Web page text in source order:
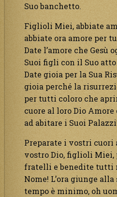
Suo banchetto.
Figlioli Miei, abbiate
abbiate ora amore per
Date l’amore che
Suoi figli con il Suo
Date gioia per la Sua
gioia perché la
per tutti coloro che
cuore al loro Dio
ad abitare i Suoi
Preparate i vostri cuori
vostro Dio, figlioli Miei,
fratelli e benedite tutti
Nome! L’ora giunge
tempo è minimo, oh